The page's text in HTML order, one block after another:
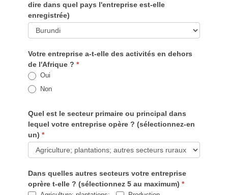
dire dans quel pays l'entreprise est-elle
enregistrée)
Votre entreprise a-t-elle des activités en dehors
de l'Afrique ? *
Oui
Non
Quel est le secteur primaire ou principal dans
lequel votre entreprise opère ? (sélectionnez-en
un) *
est
le
Dans quelles autres secteurs votre entreprise
oprère t-elle ? (sélectionnez 5 au maximum) *